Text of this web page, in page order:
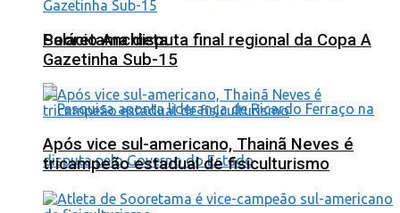
Palácio Anchieta
Sooretama disputa final regional da Copa A
Gazetinha Sub-15
Após vice sul-americano, Thainã Neves é
tricampeão estadual de fisiculturismo